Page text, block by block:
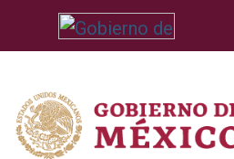
/usr/bin/ruby /www/wwwroot/